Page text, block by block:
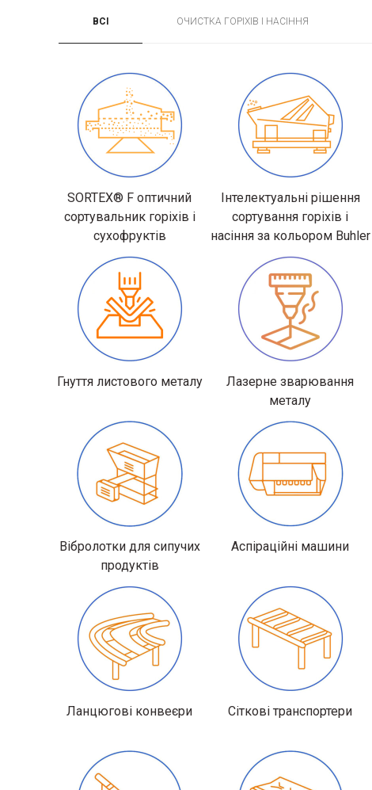
ВСІ ОЧИСТКА ГОРІХІВ І НАСІННЯ
SORTEX® F оптичний
сортувальник горіхів і
сухофруктів
Інтелектуальні рішення
сортування горіхів і
насіння за кольором Buhler
Гнуття листового металу
Лазерне зварювання
металу
Вібролотки для сипучих
продуктів
Аспіраційні машини
Ланцюгові конвеєри Сіткові транспортери